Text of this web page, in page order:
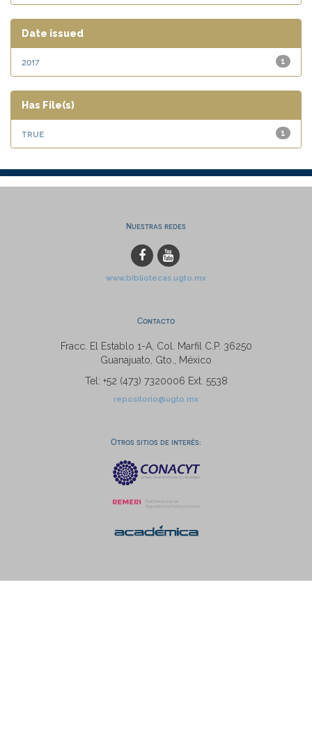
Date issued
1
2017
Has File(s)
1
true
Nuestras redes
www.bibliotecas.ugto.mx
Contacto
Fracc. El Establo 1-A, Col. Marfil C.P. 36250
Guanajuato, Gto., México
Tel: +52 (473) 7320006 Ext. 5538
repositorio@ugto.mx
Otros sitios de interés: